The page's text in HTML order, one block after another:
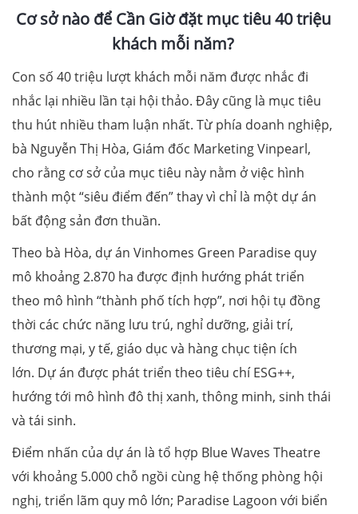
Cơ sở nào để Cần Giờ đặt mục tiêu 40 triệu
khách mỗi năm?
Con số 40 triệu lượt khách mỗi năm được nhắc đi
nhắc lại nhiều lần tại hội thảo. Đây cũng là mục tiêu
thu hút nhiều tham luận nhất. Từ phía doanh nghiệp,
bà Nguyễn Thị Hòa, Giám đốc Marketing Vinpearl,
cho rằng cơ sở của mục tiêu này nằm ở việc hình
thành một “siêu điểm đến” thay vì chỉ là một dự án
bất động sản đơn thuần.
Theo bà Hòa, dự án Vinhomes Green Paradise quy
mô khoảng 2.870 ha được định hướng phát triển
theo mô hình “thành phố tích hợp”, nơi hội tụ đồng
thời các chức năng lưu trú, nghỉ dưỡng, giải trí,
thương mại, y tế, giáo dục và hàng chục tiện ích
lớn. Dự án được phát triển theo tiêu chí ESG++,
hướng tới mô hình đô thị xanh, thông minh, sinh thái
và tái sinh.
Điểm nhấn của dự án là tổ hợp Blue Waves Theatre
với khoảng 5.000 chỗ ngồi cùng hệ thống phòng hội
nghị, triển lãm quy mô lớn; Paradise Lagoon với biển